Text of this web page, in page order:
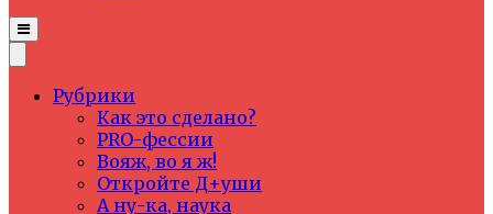
Рубрики
Как это сделано?
PRO-фессии
Вояж, во я ж!
Откройте Д+уши
А ну-ка, наука